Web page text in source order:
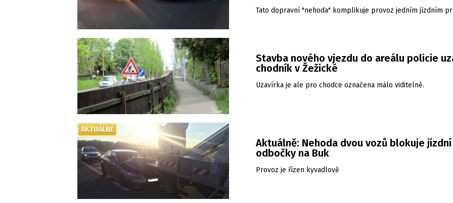
Tato dopravní "nehoda" komplikuje provoz jedním jízdním
Stavba nového vjezdu do areálu policie
chodník v Žežické
Uzavírka je ale pro chodce označena málo viditelně.
Aktuálně: Nehoda dvou vozů blokuje
odbočky na Buk
Provoz je řízen kyvadlově
AKTUÁLNĚ